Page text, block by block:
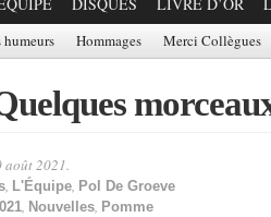
humeurs Hommages Merci Collègues
août 2021.
, L'Équipe, Pol De Groeve
, Nouvelles, Pomme